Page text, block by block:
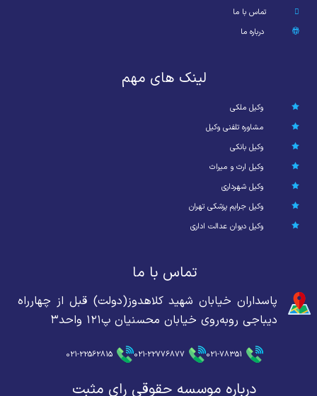
تماس با ما
درباره ما
لینک های مهم
وکیل ملکی
مشاوره تلفنی وکیل
وکیل بانکی
وکیل ارث و میراث
وکیل شهرداری
وکیل جرایم پزشکی تهران
وکیل دیوان عدالت اداری
تماس با ما
پاسداران خیابان شهید کلاهدوز(دولت) قبل از چهارراه
دیباجی روبه‌روی خیابان محسنیان پ۱۲۱ واحد۳
021-78351
021-22776877
021-22562815
درباره موسسه حقوقی رای مثبت